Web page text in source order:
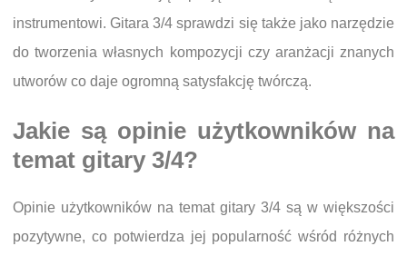
instrumentowi. Gitara 3/4 sprawdzi się także jako narzędzie
do tworzenia własnych kompozycji czy aranżacji znanych
utworów co daje ogromną satysfakcję twórczą.
Jakie są opinie użytkowników na
temat gitary 3/4?
Opinie użytkowników na temat gitary 3/4 są w większości
pozytywne, co potwierdza jej popularność wśród różnych